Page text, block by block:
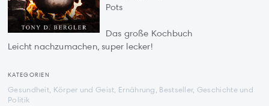
Pots
Das große Kochbuch
Leicht nachzumachen, super lecker!
KATEGORIEN
Gesundheit, Körper und Geist, Ernährung, Bestseller, Geschichte und
Politik